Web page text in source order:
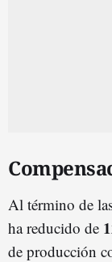
Al término de
ha reducido de
de producción